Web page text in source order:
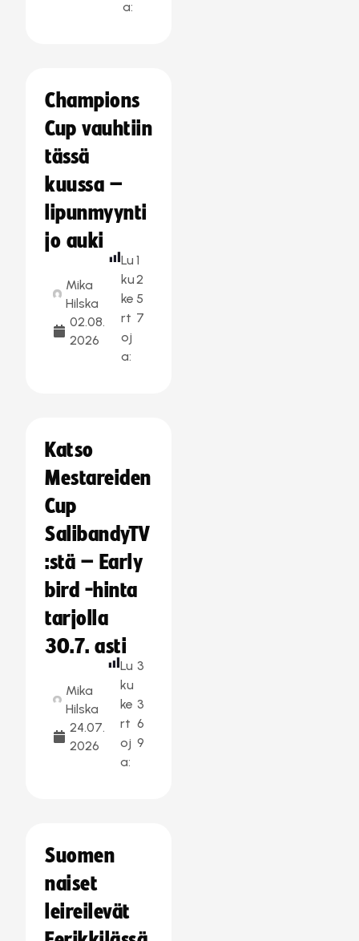
a:
Champions
Cup vauhtiin
tässä
kuussa –
lipunmyynti
jo auki
Mika
Hilska
02.08.
2026
Lu
ku
ke
rt
oj
a:
1
2
5
7
Katso
Mestareiden
Cup
SalibandyTV
:stä – Early
bird -hinta
tarjolla
30.7. asti
Mika
Hilska
24.07.
2026
Lu
ku
ke
rt
oj
a:
3
3
6
9
Suomen
naiset
leireilevät